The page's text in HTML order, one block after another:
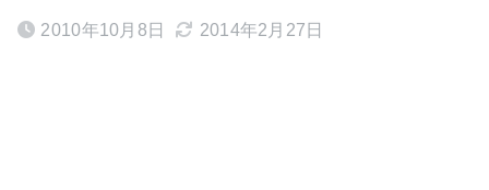
2010年10月8日 2014年2月27日